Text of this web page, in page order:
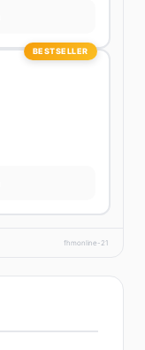
BESTSELLER
fhmonline-21